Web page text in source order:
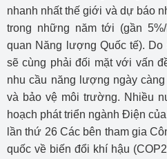
nhanh nhất thế giới và dự báo
trong những năm tới (gần
quan Năng lượng Quốc tế).
sẽ cùng phải đối mặt với vấn
nhu cầu năng lượng ngày
và bảo vệ môi trường. Nhiều
hoạch phát triển ngành Điện
lần thứ 26 Các bên tham gia
quốc về biến đổi khí hậu